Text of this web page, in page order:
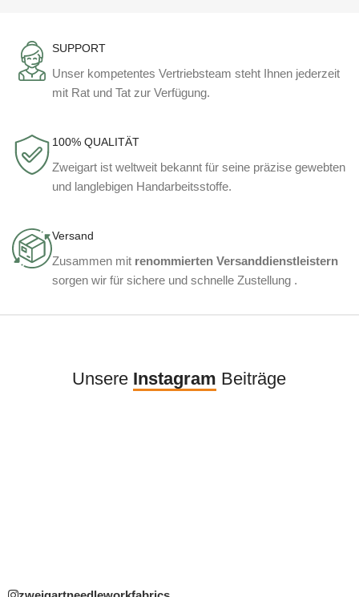
SUPPORT
Unser kompetentes Vertriebsteam steht Ihnen jederzeit
mit Rat und Tat zur Verfügung.
100% QUALITÄT
Zweigart ist weltweit bekannt für seine präzise gewebten
und langlebigen Handarbeitsstoffe.
Versand
Zusammen mit renommierten Versanddienstleistern
sorgen wir für sichere und schnelle Zustellung .
Unsere Instagram Beiträge